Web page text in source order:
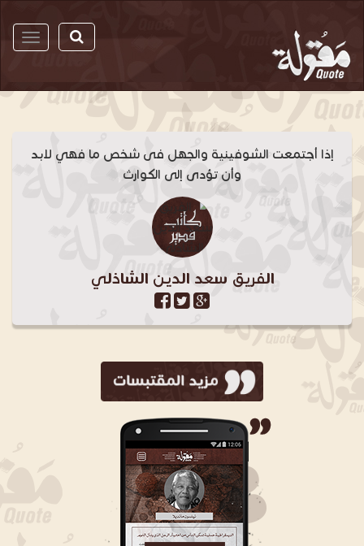
إذا أجتمعت الشوفينية والجهل فى شخص ما فهي لابد
وأن تؤدى إلى الكوارث
الفريق سعد الدين الشاذلي